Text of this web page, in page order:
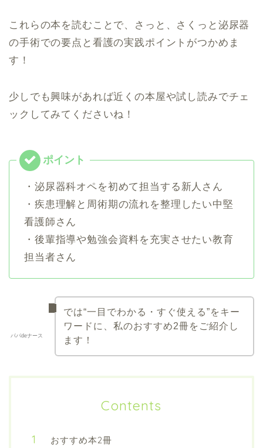
これらの本を読むことで、さっと、さくっと泌尿器
の手術での要点と看護の実践ポイントがつかめま
す！
少しでも興味があれば近くの本屋や試し読みでチェ
ックしてみてくださいね！
・泌尿器科オペを初めて担当する新人さん
・疾患理解と周術期の流れを整理したい中堅
看護師さん
・後輩指導や勉強会資料を充実させたい教育
担当者さん
パパdeナース
では“一目でわかる・すぐ使える”をキー
ワードに、私のおすすめ2冊をご紹介し
ます！
Contents
おすすめ本2冊